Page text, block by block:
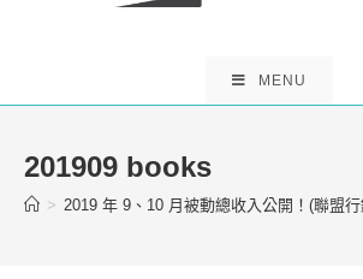
MENU
201909 books
> 2019 年 9、10 月被動總收入公開！(聯盟